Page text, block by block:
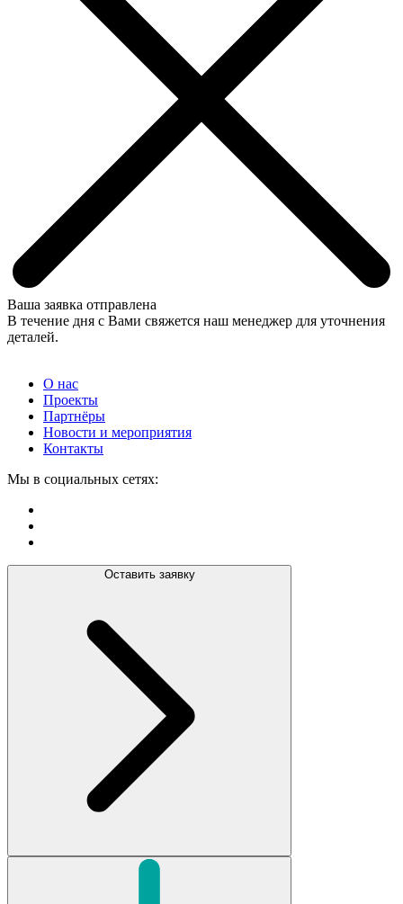
Ваша заявка отправлена
В течение дня с Вами свяжется наш менеджер для уточнения
деталей.
О нас
Проекты
Партнёры
Новости и мероприятия
Контакты
Мы в социальных сетях:
Оставить заявку